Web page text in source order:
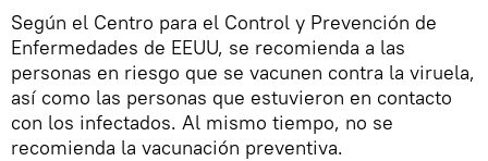
Según el Centro para el Control y Prevención de
Enfermedades de EEUU, se recomienda a las
personas en riesgo que se vacunen contra la viruela,
así como las personas que estuvieron en contacto
con los infectados. Al mismo tiempo, no se
recomienda la vacunación preventiva.